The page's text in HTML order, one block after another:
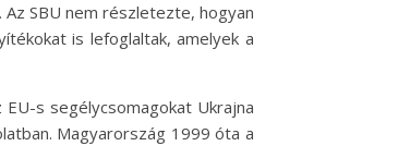
SBU nem részletezte, hogyan
is lefoglaltak, amelyek a
s segélycsomagokat Ukrajna
Magyarország 1999 óta a